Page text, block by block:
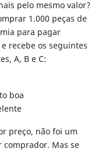
pelo mesmo valor?
1.000 peças de
para pagar
recebe os seguintes
A, B e C:
boa
preço, não foi um
Mas se